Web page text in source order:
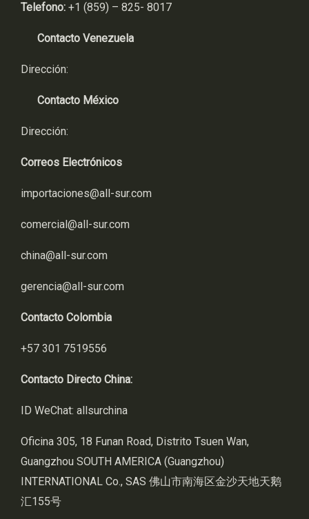
Telefono: +1 (859) – 825- 8017
Contacto Venezuela
Dirección:
Contacto México
Dirección:
Correos Electrónicos
importaciones@all-sur.com
comercial@all-sur.com
china@all-sur.com
gerencia@all-sur.com
Contacto Colombia
+57 301 7519556
Contacto Directo China:
ID WeChat: allsurchina
Oficina 305, 18 Funan Road, Distrito Tsuen Wan,
Guangzhou SOUTH AMERICA (Guangzhou)
INTERNATIONAL Co., SAS 佛山市南海区金沙天地天鹅
汇155号